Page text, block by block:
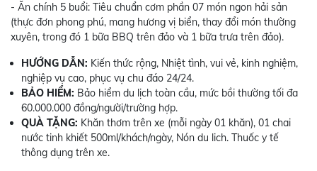
- Ăn chính 5 buổi: Tiêu chuẩn cơm phần 07 món ngon hải sản
(thực đơn phong phú, mang hương vị biển, thay đổi món thường
xuyên, trong đó 1 bữa BBQ trên đảo và 1 bữa trưa trên đảo).
HƯỚNG DẪN: Kiến thức rộng, Nhiệt tình, vui vẻ, kinh nghiệm,
nghiệp vụ cao, phục vụ chu đáo 24/24.
BẢO HIỂM: Bảo hiểm du lịch toàn cầu, mức bồi thường tối đa
60.000.000 đồng/người/trường hợp.
QUÀ TẶNG: Khăn thơm trên xe (mỗi ngày 01 khăn), 01 chai
nước tinh khiết 500ml/khách/ngày, Nón du lich. Thuốc y tế
thông dụng trên xe.